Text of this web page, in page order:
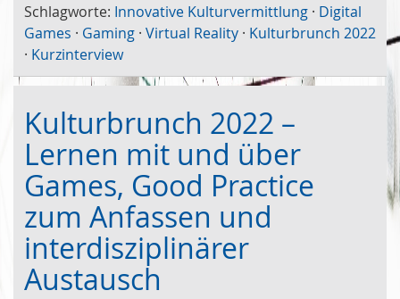
Schlagworte: Innovative Kulturvermittlung · Digital
Games · Gaming · Virtual Reality · Kulturbrunch 2022
· Kurzinterview
Kulturbrunch 2022 –
Lernen mit und über
Games, Good Practice
zum Anfassen und
interdisziplinärer
Austausch